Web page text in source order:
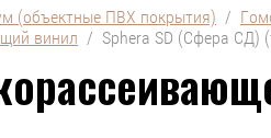
(объектные ПВХ покрытия)
  /
винил
/  Sphera SD (Сфера